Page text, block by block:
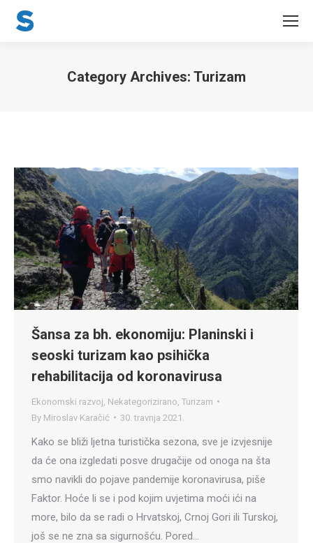
Category Archives: Turizam
Šansa za bh. ekonomiju: Planinski i
seoski turizam kao psihička
rehabilitacija od koronavirusa
Ekonomski razvoj Nekategorizirano Turizam
By Miroslav Karačić 30. travnja 2021.
Kako se bliži ljetna turistička sezona, sve je izvjesnije
da će ona izgledati posve drugačije od onoga na šta
smo navikli do pojave pandemije koronavirusa, piše
Faktor. Hoće li se i pod kojim uvjetima moći ići na
more, bilo da se radi o Hrvatskoj, Crnoj Gori ili Turskoj,
još se ne zna sa sigurnošću. Pored…